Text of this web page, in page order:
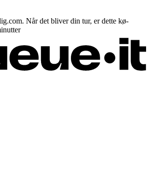
Når det bliver din tur, er dette kø-